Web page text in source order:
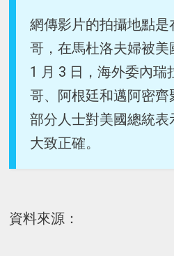
網傳影片的拍攝地點
哥，在馬杜洛夫婦被
1 月 3 日，海外委內瑞
哥、阿根廷和邁阿密
部分人士對美國總統
大致正確。
資料來源：